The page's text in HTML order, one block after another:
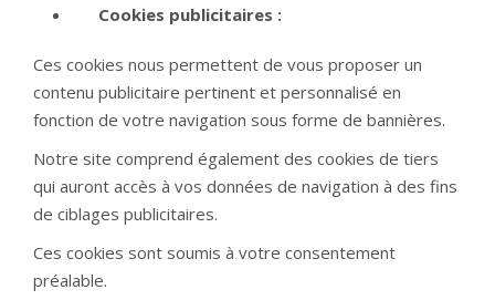
Cookies publicitaires :
Ces cookies nous permettent de vous proposer un
contenu publicitaire pertinent et personnalisé en
fonction de votre navigation sous forme de bannières.
Notre site comprend également des cookies de tiers
qui auront accès à vos données de navigation à des fins
de ciblages publicitaires.
Ces cookies sont soumis à votre consentement
préalable.